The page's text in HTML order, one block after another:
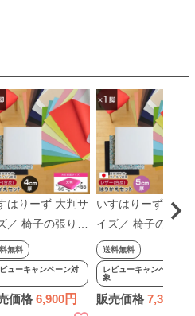
はりーず 大判サ
／ 椅子の張り替
ット レザー 合
地 【4cm厚】
脚分】 キット い
イス 張り替
無料
ューキャンペーン対
価格 6,900
いすはりーず 大判
イズ／ 椅子の張り
え セット レザー 合
皮 無地 【5cm厚】
【1脚分】 キット
す DIY イス 張り替
送料無料
レビューキャンペーン対
象
販売価格 7,300